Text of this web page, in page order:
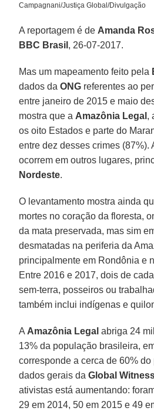
Campagnani/Justiça Global/Divulgação
A reportagem é de Amanda
BBC Brasil , 26-07-2017.
Mas um mapeamento feito pela
dados daONG referentes ao
entre janeiro de 2015 e maio
mostra que a Amazônia Legal ,
os oito Estados e parte do
entre dez desses crimes (87%).
ocorrem em outros lugares,
Nordeste.
O levantamento mostra ainda
mortes no coração da floresta,
da mata preservada, mas sim
desmatadas na periferia da
principalmente em Rondônia e
Entre 2016 e 2017, dois de
sem-terra, posseiros ou
também inclui indígenas e
A Amazônia Legal abriga 24
13% da população brasileira,
corresponde a cerca de 60%
dados gerais daGlobal
ativistas está aumentando:
29 em 2014, 50 em 2015 e 49